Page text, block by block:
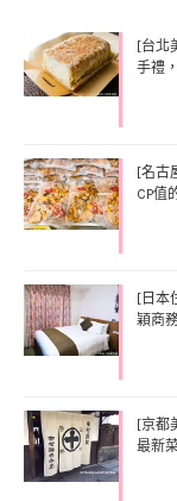
[台北
手禮
[名古
CP值
[日本
穎商
[京都
最新